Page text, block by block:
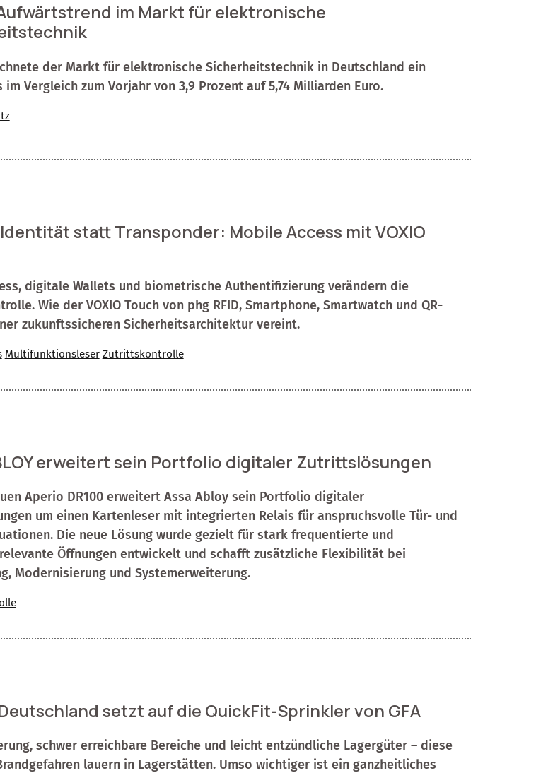
im Markt für elektronische
der Markt für elektronische Sicherheitstechnik in Deutschland ein
im Vergleich zum Vorjahr von 3,9 Prozent auf 5,74 Milliarden Euro.
statt Transponder: Mobile Access mit VOXIO
digitale Wallets und biometrische Authentifizierung verändern die
Wie der VOXIO Touch von phg RFID, Smartphone, Smartwatch und QR-
zukunftssicheren Sicherheitsarchitektur vereint.
Multifunktionsleser Zutrittskontrolle
erweitert sein Portfolio digitaler Zutrittslösungen
Aperio DR100 erweitert Assa Abloy sein Portfolio digitaler
um einen Kartenleser mit integrierten Relais für anspruchsvolle Tür- und
Die neue Lösung wurde gezielt für stark frequentierte und
Öffnungen entwickelt und schafft zusätzliche Flexibilität bei
Modernisierung und Systemerweiterung.
setzt auf die QuickFit-Sprinkler von GFA
schwer erreichbare Bereiche und leicht entzündliche Lagergüter – diese
lauern in Lagerstätten. Umso wichtiger ist ein ganzheitliches